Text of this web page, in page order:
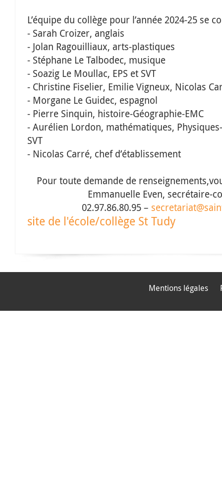
L’équipe du collège pour l’année 2024-25 se
- Sarah Croizer, anglais
- Jolan Ragouilliaux, arts-plastiques
- Stéphane Le Talbodec, musique
- Soazig Le Moullac, EPS et SVT
- Christine Fiselier, Emilie Vigneux, Nicolas
- Morgane Le Guidec, espagnol
- Pierre Sinquin, histoire-Géographie-EMC
- Aurélien Lordon, mathématiques,
SVT
- Nicolas Carré, chef d’établissement
Pour toute demande de
Emmanuelle Even, secrétaire-
02.97.86.80.95 –
site de l'école/collège St Tudy
Mentions légales